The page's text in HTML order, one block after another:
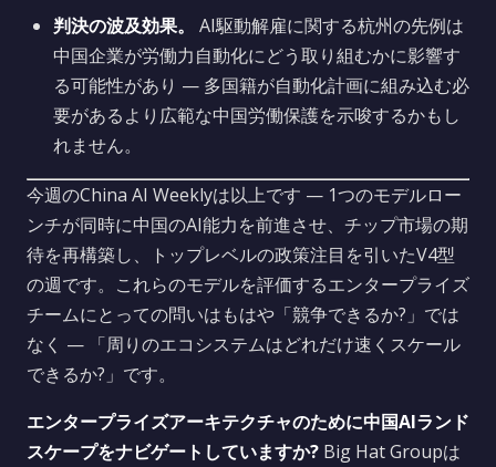
判決の波及効果。
AI駆動解雇に関する杭州の先例は
中国企業が労働力自動化にどう取り組むかに影響す
る可能性があり — 多国籍が自動化計画に組み込む必
要があるより広範な中国労働保護を示唆するかもし
れません。
今週のChina AI Weeklyは以上です — 1つのモデルロー
ンチが同時に中国のAI能力を前進させ、チップ市場の期
待を再構築し、トップレベルの政策注目を引いたV4型
の週です。これらのモデルを評価するエンタープライズ
チームにとっての問いはもはや「競争できるか?」では
なく — 「周りのエコシステムはどれだけ速くスケール
できるか?」です。
エンタープライズアーキテクチャのために中国AIランド
スケープをナビゲートしていますか? Big Hat Groupは